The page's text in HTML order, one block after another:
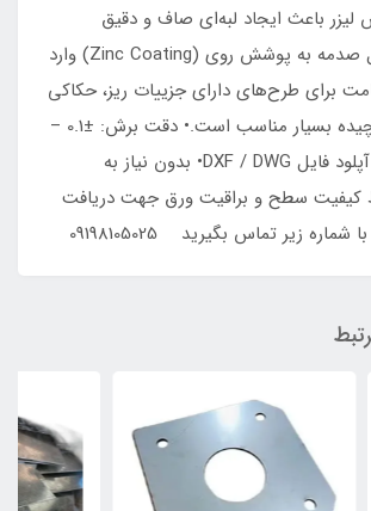
باعث ایجاد لبه‌ای صاف و دقیق
می‌شود و حداقل صدمه به پوشش روی (Zinc Coating) وارد
برای طرح‌های دارای جزییات ریز، حکاکی
سبک و برش پیچیده بسیار مناسب است.• دقت برش: ±0.1 –
0.2 mm• امکان آپلود فایل DXF / DWG• بدون نیاز به
کیفیت سطح و براقیت ورق جهت دریافت
زیر تماس بگیرید 09198105025